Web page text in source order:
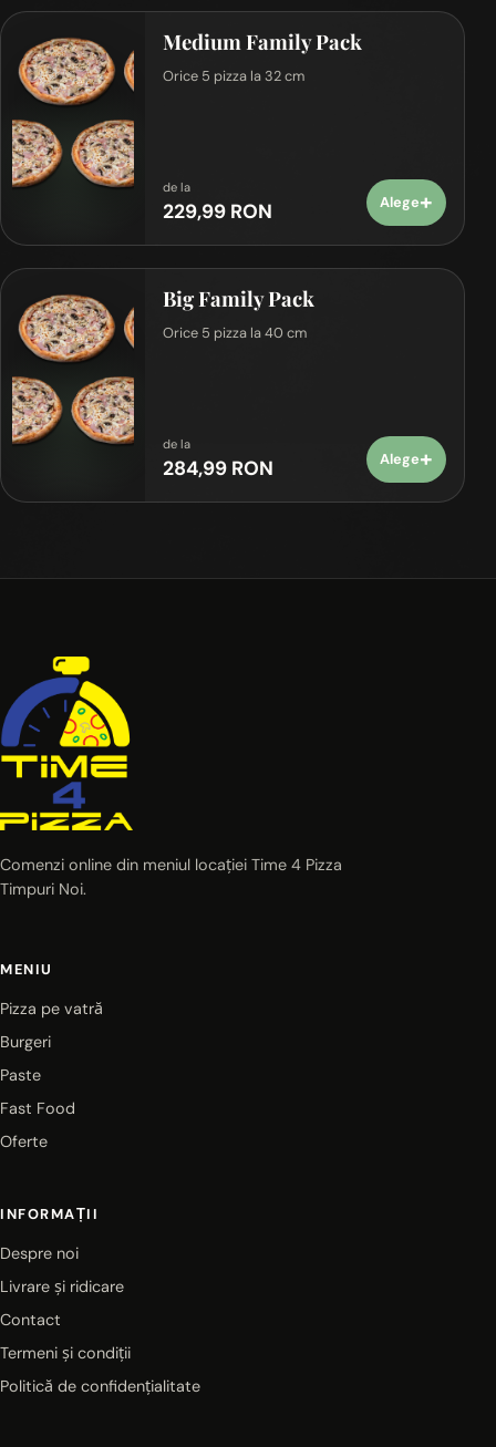
Medium Family Pack
Orice 5 pizza la 32 cm
de la
229,99 RON Alege+
Big Family Pack
Orice 5 pizza la 40 cm
de la
284,99 RON Alege+
Comenzi online din meniul locației Time 4 Pizza
Timpuri Noi.
MENIU
Pizza pe vatră
Burgeri
Paste
Fast Food
Oferte
INFORMAȚII
Despre noi
Livrare și ridicare
Contact
Termeni și condiții
Politică de confidențialitate